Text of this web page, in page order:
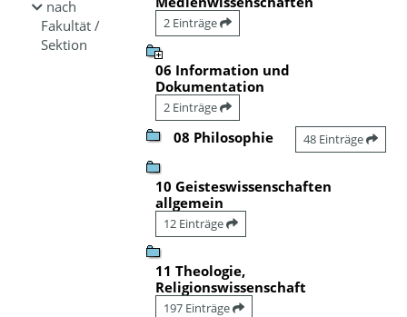
nach
Fakultät /
Sektion
2 Einträge
06 Information und
Dokumentation
2 Einträge
08 Philosophie 48 Einträge
10 Geisteswissenschaften
allgemein
12 Einträge
11 Theologie,
Religionswissenschaft
197 Einträge